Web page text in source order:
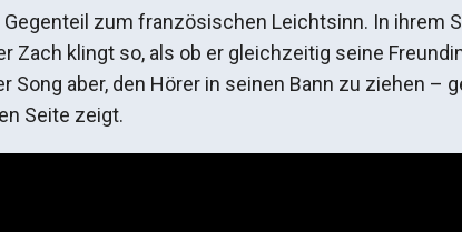
zum französischen Leichtsinn. In ihrem
Zach klingt so, als ob er gleichzeitig seine
aber, den Hörer in seinen Bann zu ziehen –
Seite zeigt.